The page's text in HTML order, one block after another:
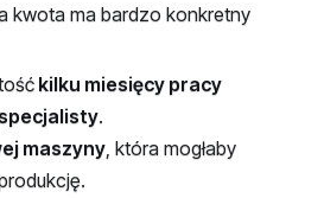
kwota ma bardzo konkretny
kilku miesięcy pracy
.
maszyny , która mogłaby